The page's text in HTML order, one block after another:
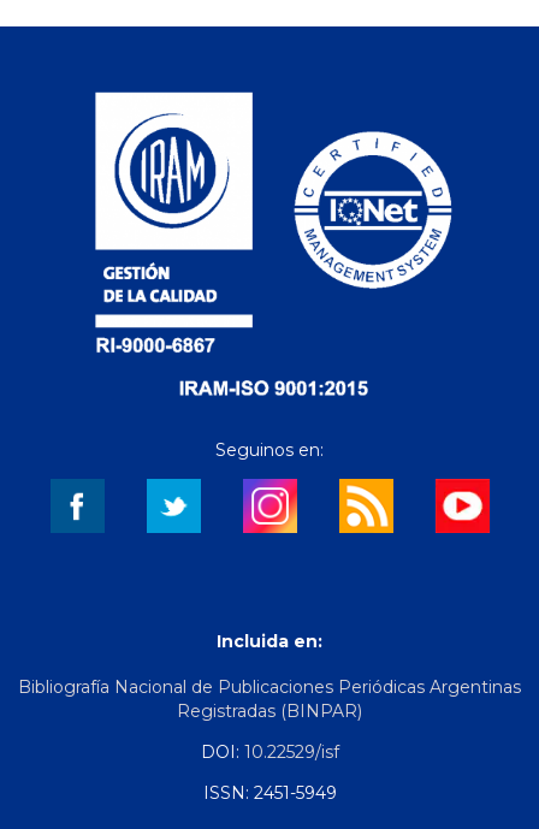
Seguinos en:
Incluida en:
Bibliografía Nacional de Publicaciones Periódicas Argentinas
Registradas (BINPAR)
DOI: 10.22529/isf
ISSN: 2451-5949